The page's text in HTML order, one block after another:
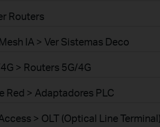
Routers
IA > Ver Sistemas Deco
> Routers 5G/4G
Red > Adaptadores PLC
> OLT (Optical Line Terminal)